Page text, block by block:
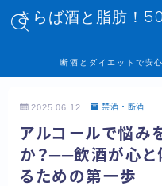
さらば酒と脂肪！
断酒とダイエットで安
MENU
トップページ
記事一覧
2025.06.12 禁酒・断酒
アルコールで悩み
か？──飲酒が心と
るための第一歩